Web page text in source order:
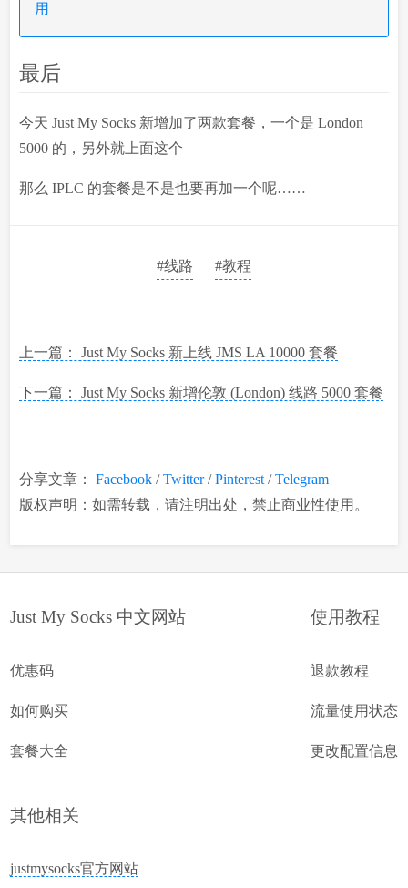
用
最后
今天 Just My Socks 新增加了两款套餐，一个是 London
5000 的，另外就上面这个
那么 IPLC 的套餐是不是也要再加一个呢……
#线路 #教程
上一篇： Just My Socks 新上线 JMS LA 10000 套餐
下一篇： Just My Socks 新增伦敦 (London) 线路 5000 套餐
分享文章：Facebook /Twitter/Pinterest/Telegram
版权声明：如需转载，请注明出处，禁止商业性使用。
Just My Socks 中文网站
优惠码
如何购买
套餐大全
使用教程
退款教程
流量使用状态
更改配置信息
其他相关
justmysocks官方网站